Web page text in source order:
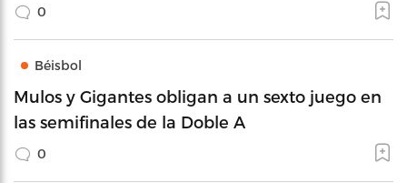
0
Béisbol
Mulos y Gigantes obligan a un sexto juego en
las semifinales de la Doble A
0